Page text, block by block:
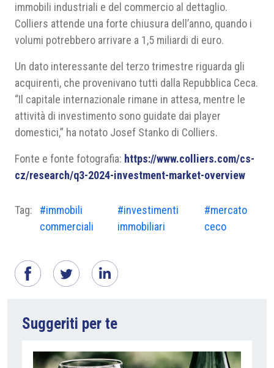
immobili industriali e del commercio al dettaglio.
Colliers attende una forte chiusura dell’anno, quando i
volumi potrebbero arrivare a 1,5 miliardi di euro.
Un dato interessante del terzo trimestre riguarda gli
acquirenti, che provenivano tutti dalla Repubblica Ceca.
“Il capitale internazionale rimane in attesa, mentre le
attività di investimento sono guidate dai player
domestici,” ha notato Josef Stanko di Colliers.
Fonte e fonte fotografia: https://www.colliers.com/cs-
cz/research/q3-2024-investment-market-overview
Tag:
#immobili
commerciali
#investimenti
immobiliari
#mercato
ceco
Suggeriti per te